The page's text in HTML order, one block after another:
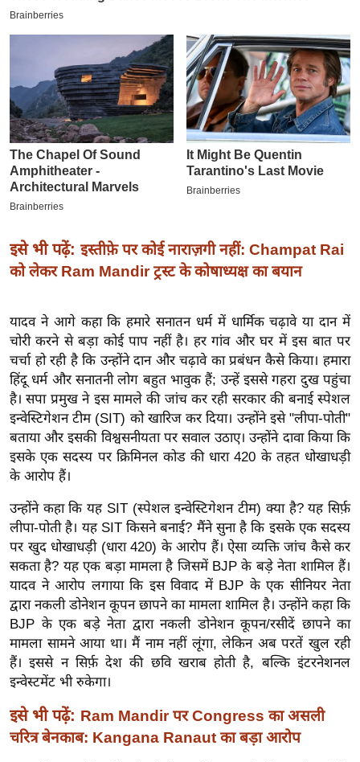
इ
-
पे
प
र
मि
सा
बे
मि
ल
श
ख्सि
य
त
यं
ग
इं
डि
या
सा
हि
त्य
ज
ग
त
ऑ
टो
व
र्ल्ड
इसे भी पढ़ें: इस्तीफ़े पर कोई नाराज़गी नहीं: Champat Rai
को लेकर Ram Mandir ट्रस्ट के कोषाध्यक्ष का बयान
यादव ने आगे कहा कि हमारे सनातन धर्म में धार्मिक चढ़ावे या दान में
चोरी करने से बड़ा कोई पाप नहीं है। हर गांव और घर में इस बात पर
चर्चा हो रही है कि उन्होंने दान और चढ़ावे का प्रबंधन कैसे किया। हमारा
हिंदू धर्म और सनातनी लोग बहुत भावुक हैं; उन्हें इससे गहरा दुख पहुंचा
है। सपा प्रमुख ने इस मामले की जांच कर रही सरकार की बनाई स्पेशल
इन्वेस्टिगेशन टीम (SIT) को खारिज कर दिया। उन्होंने इसे "लीपा-पोती"
बताया और इसकी विश्वसनीयता पर सवाल उठाए। उन्होंने दावा किया कि
इसके एक सदस्य पर क्रिमिनल कोड की धारा 420 के तहत धोखाधड़ी
के आरोप हैं।
उन्होंने कहा कि यह SIT (स्पेशल इन्वेस्टिगेशन टीम) क्या है? यह सिर्फ़
लीपा-पोती है। यह SIT किसने बनाई? मैंने सुना है कि इसके एक सदस्य
पर खुद धोखाधड़ी (धारा 420) के आरोप हैं। ऐसा व्यक्ति जांच कैसे कर
सकता है? यह एक बड़ा मामला है जिसमें BJP के बड़े नेता शामिल हैं।
यादव ने आरोप लगाया कि इस विवाद में BJP के एक सीनियर नेता
द्वारा नकली डोनेशन कूपन छापने का मामला शामिल है। उन्होंने कहा कि
BJP के एक बड़े नेता द्वारा नकली डोनेशन कूपन/रसीदें छापने का
मामला सामने आया था। मैं नाम नहीं लूंगा, लेकिन अब परतें खुल रही
हैं। इससे न सिर्फ़ देश की छवि खराब होती है, बल्कि इंटरनेशनल
इन्वेस्टमेंट भी रुकेगा।
इसे भी पढ़ें: Ram Mandir पर Congress का असली
चरित्र बेनकाब: Kangana Ranaut का बड़ा आरोप